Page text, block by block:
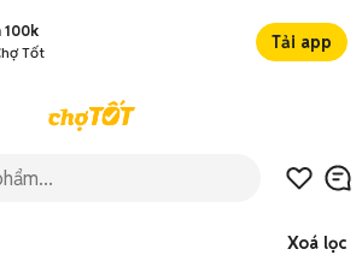
100k
Tốt
Tải app
Xoá lọc